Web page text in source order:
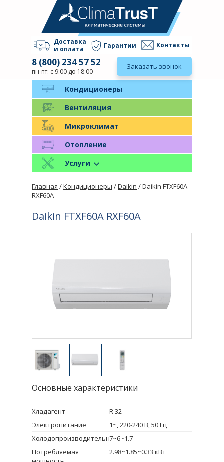
Доставка
и оплата
Гарантии Контакты
8 (800) 234 57 52
пн-пт: с 9:00 до 18:00
Заказать звонок
Кондиционеры
Вентиляция
Микроклимат
Отопление
Услуги
Главная /Кондиционеры /Daikin / Daikin FTXF60A
RXF60A
Daikin FTXF60A RXF60A
Основные характеристики
Хладагент
R 32
Электропитание
1~, 220-240 В, 50 Гц
Холодопроизводительность
7~6~1.7
Потребляемая
2.98~1.85~0.33 кВт